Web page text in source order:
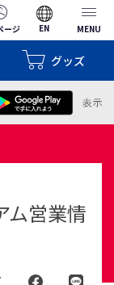
ージ EN MENU
グッズ
ム営業情